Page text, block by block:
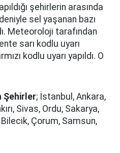
şehirlerin arasında
sel yaşanan bazı
Meteoroloji tarafından
sarı kodlu uyarı
kodlu uyarı yapıldı. O
Şehirler; İstanbul, Ankara,
Sivas, Ordu, Sakarya,
Bilecik, Çorum, Samsun,